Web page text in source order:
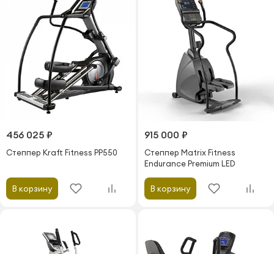
456 025 ₽
Степпер Kraft Fitness PP550
В корзину
915 000 ₽
Степпер Matrix Fitness
Endurance Premium LED
В корзину